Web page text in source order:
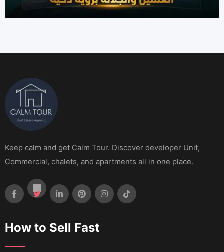
Keep calm and get Calm Tour. Discover developer Unit,
Commercial, chalets, and apartments all in one place.
How to Sell Fast